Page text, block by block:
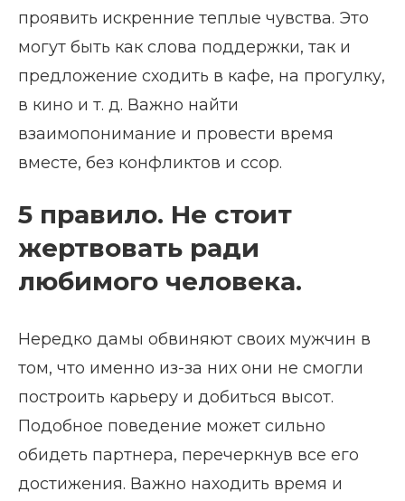
проявить искренние теплые чувства. Это
могут быть как слова поддержки, так и
предложение сходить в кафе, на прогулку,
в кино и т. д. Важно найти
взаимопонимание и провести время
вместе, без конфликтов и ссор.
5 правило. Не стоит
жертвовать ради
любимого человека.
Нередко дамы обвиняют своих мужчин в
том, что именно из-за них они не смогли
построить карьеру и добиться высот.
Подобное поведение может сильно
обидеть партнера, перечеркнув все его
достижения. Важно находить время и